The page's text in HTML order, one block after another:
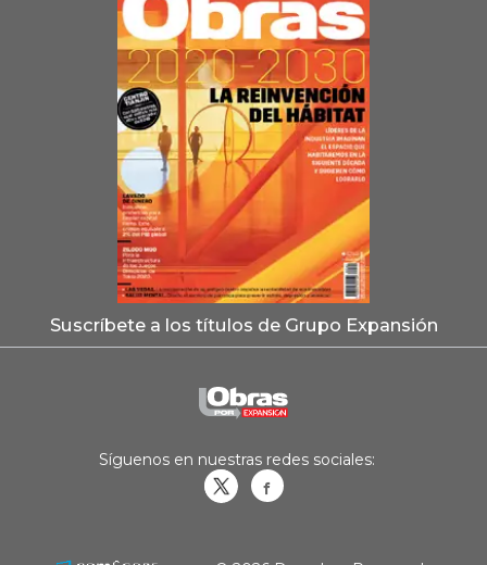
Suscríbete a los títulos de Grupo Expansión
Síguenos en nuestras redes sociales: